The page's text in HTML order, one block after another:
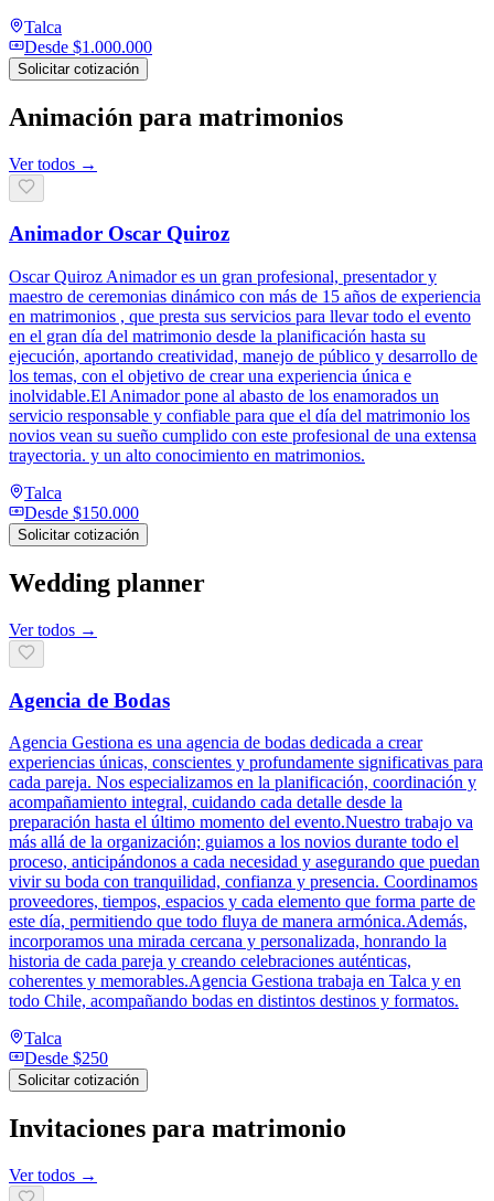
Talca
Desde $1.000.000
Solicitar cotización
Animación para matrimonios
Ver todos →
Animador Oscar Quiroz
Oscar Quiroz Animador es un gran profesional, presentador y
maestro de ceremonias dinámico con más de 15 años de experiencia
en matrimonios , que presta sus servicios para llevar todo el evento
en el gran día del matrimonio desde la planificación hasta su
ejecución, aportando creatividad, manejo de público y desarrollo de
los temas, con el objetivo de crear una experiencia única e
inolvidable.El Animador pone al abasto de los enamorados un
servicio responsable y confiable para que el día del matrimonio los
novios vean su sueño cumplido con este profesional de una extensa
trayectoria. y un alto conocimiento en matrimonios.
Talca
Desde $150.000
Solicitar cotización
Wedding planner
Ver todos →
Agencia de Bodas
Agencia Gestiona es una agencia de bodas dedicada a crear
experiencias únicas, conscientes y profundamente significativas para
cada pareja. Nos especializamos en la planificación, coordinación y
acompañamiento integral, cuidando cada detalle desde la
preparación hasta el último momento del evento.Nuestro trabajo va
más allá de la organización; guiamos a los novios durante todo el
proceso, anticipándonos a cada necesidad y asegurando que puedan
vivir su boda con tranquilidad, confianza y presencia. Coordinamos
proveedores, tiempos, espacios y cada elemento que forma parte de
este día, permitiendo que todo fluya de manera armónica.Además,
incorporamos una mirada cercana y personalizada, honrando la
historia de cada pareja y creando celebraciones auténticas,
coherentes y memorables.Agencia Gestiona trabaja en Talca y en
todo Chile, acompañando bodas en distintos destinos y formatos.
Talca
Desde $250
Solicitar cotización
Invitaciones para matrimonio
Ver todos →